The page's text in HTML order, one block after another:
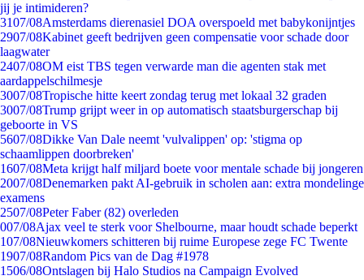
jij je intimideren?
3107/08Amsterdams dierenasiel DOA overspoeld met babykonijntjes
2907/08Kabinet geeft bedrijven geen compensatie voor schade door
laagwater
2407/08OM eist TBS tegen verwarde man die agenten stak met
aardappelschilmesje
3007/08Tropische hitte keert zondag terug met lokaal 32 graden
3007/08Trump grijpt weer in op automatisch staatsburgerschap bij
geboorte in VS
5607/08Dikke Van Dale neemt 'vulvalippen' op: 'stigma op
schaamlippen doorbreken'
1607/08Meta krijgt half miljard boete voor mentale schade bij jongeren
2007/08Denemarken pakt AI-gebruik in scholen aan: extra mondelinge
examens
2507/08Peter Faber (82) overleden
007/08Ajax veel te sterk voor Shelbourne, maar houdt schade beperkt
107/08Nieuwkomers schitteren bij ruime Europese zege FC Twente
1907/08Random Pics van de Dag #1978
1506/08Ontslagen bij Halo Studios na Campaign Evolved